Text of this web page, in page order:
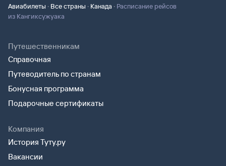
Авиабилеты · Все страны · Канада · Расписание рейсов
из Кангиксужуака
Путешественникам
Справочная
Путеводитель по странам
Бонусная программа
Подарочные сертификаты
Компания
История Туту.ру
Вакансии